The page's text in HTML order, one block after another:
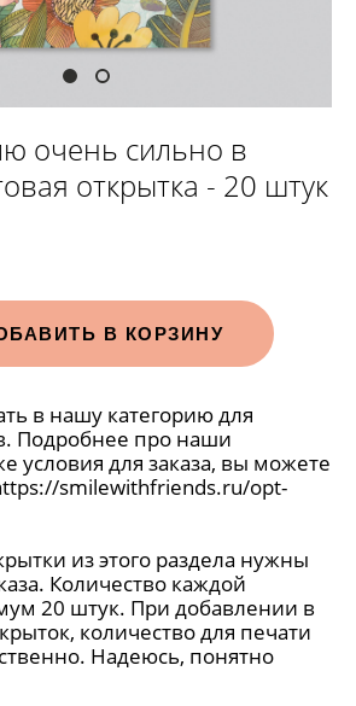
очень сильно в
открытка - 20 штук
В КОРЗИНУ
в нашу категорию для
Подробнее про наши
условия для заказа, вы можете
smilewithfriends.ru/opt-
из этого раздела нужны
Количество каждой
20 штук. При добавлении в
количество для печати
Надеюсь, понятно